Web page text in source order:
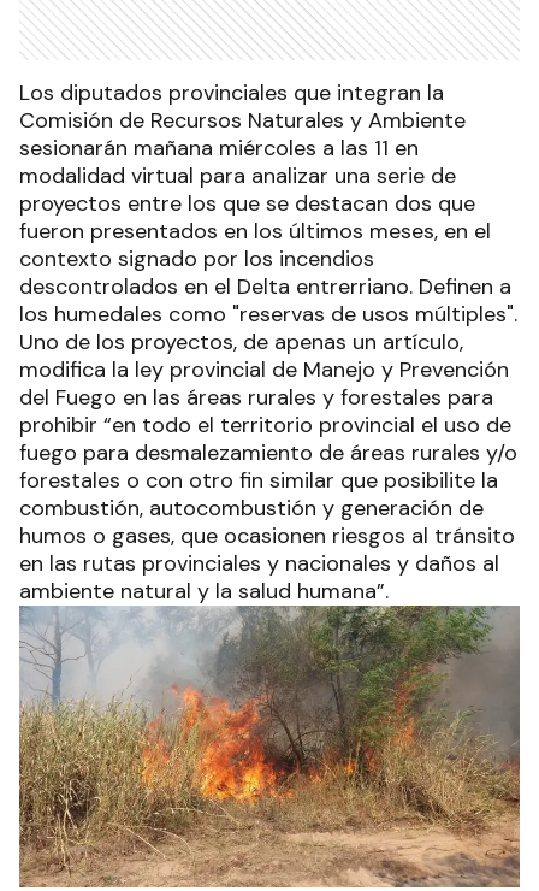
Los diputados provinciales que integran la
Comisión de Recursos Naturales y Ambiente
sesionarán mañana miércoles a las 11 en
modalidad virtual para analizar una serie de
proyectos entre los que se destacan dos que
fueron presentados en los últimos meses, en el
contexto signado por los incendios
descontrolados en el Delta entrerriano. Definen a
los humedales como "reservas de usos múltiples".
Uno de los proyectos, de apenas un artículo,
modifica la ley provincial de Manejo y Prevención
del Fuego en las áreas rurales y forestales para
prohibir “en todo el territorio provincial el uso de
fuego para desmalezamiento de áreas rurales y/o
forestales o con otro fin similar que posibilite la
combustión, autocombustión y generación de
humos o gases, que ocasionen riesgos al tránsito
en las rutas provinciales y nacionales y daños al
ambiente natural y la salud humana”.